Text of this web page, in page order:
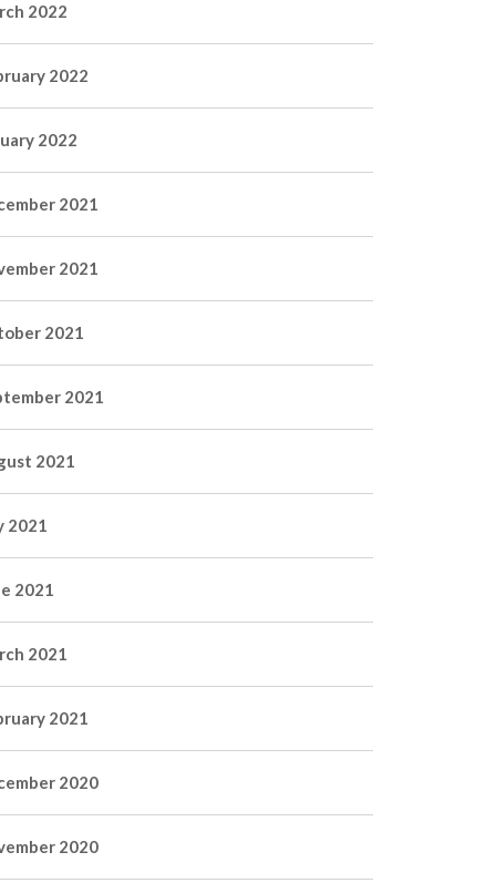
2022
2022
2022
2021
2021
2021
2021
2021
2021
2021
2021
2021
2020
2020